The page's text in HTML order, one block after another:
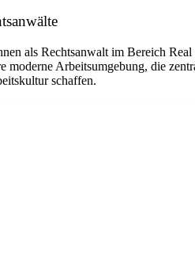
als Rechtsanwalt im Bereich
Arbeitsumgebung, die
schaffen.